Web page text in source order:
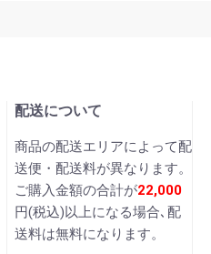
配送について
商品の配送エリアによって配
送便・配送料が異なります。
ご購入金額の合計が22,000
円(税込)以上になる場合､配
送料は無料になります。